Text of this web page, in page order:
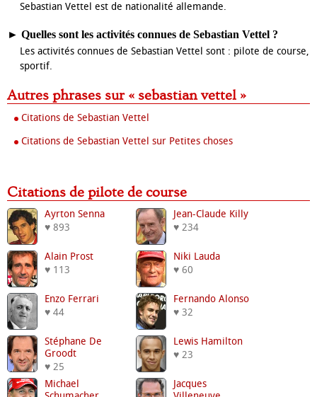
Sebastian Vettel est de nationalité allemande.
► Quelles sont les activités connues de Sebastian Vettel ?
Les activités connues de Sebastian Vettel sont : pilote de course,
sportif.
Autres phrases sur « sebastian vettel »
Citations de Sebastian Vettel
Citations de Sebastian Vettel sur Petites choses
Citations de pilote de course
Ayrton Senna
♥ 893
Jean-Claude Killy
♥ 234
Alain Prost
♥ 113
Niki Lauda
♥ 60
Enzo Ferrari
♥ 44
Fernando Alonso
♥ 32
Stéphane De
Groodt
♥ 25
Lewis Hamilton
♥ 23
Michael
Jacques